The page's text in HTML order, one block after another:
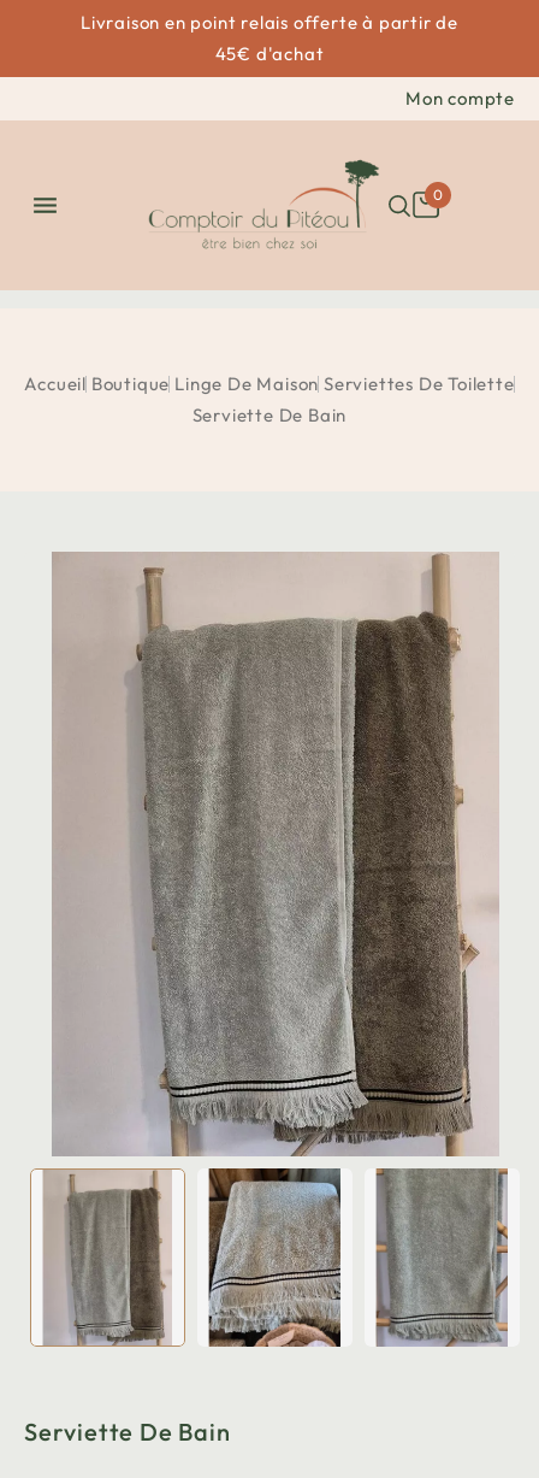
Livraison en point relais offerte à partir de
45€ d'achat
Mon compte
 0
Accueil Boutique Linge De Maison Serviettes De Toilette
Serviette De Bain
Serviette De Bain